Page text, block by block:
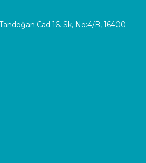
Cad 16. Sk, No:4/B, 16400